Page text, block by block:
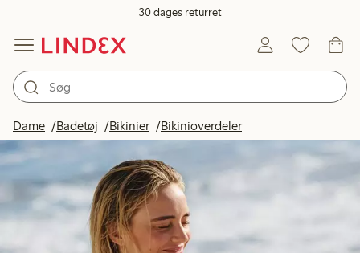
30 dages returret
Dame Badetøj Bikinier Bikinioverdeler